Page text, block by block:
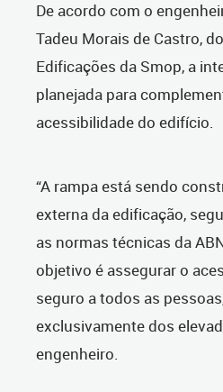
De acordo com o
Tadeu Morais de Castro,
Edificações da Smop, a
planejada para
acessibilidade do edifício.
“A rampa está sendo
externa da edificação,
as normas técnicas da
objetivo é assegurar o
seguro a todos as
exclusivamente dos
engenheiro.